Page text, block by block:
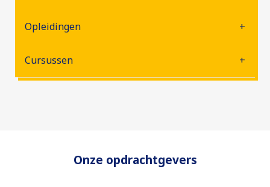
Opleidingen
Cursussen
Onze opdrachtgevers